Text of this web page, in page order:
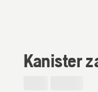
Kanister